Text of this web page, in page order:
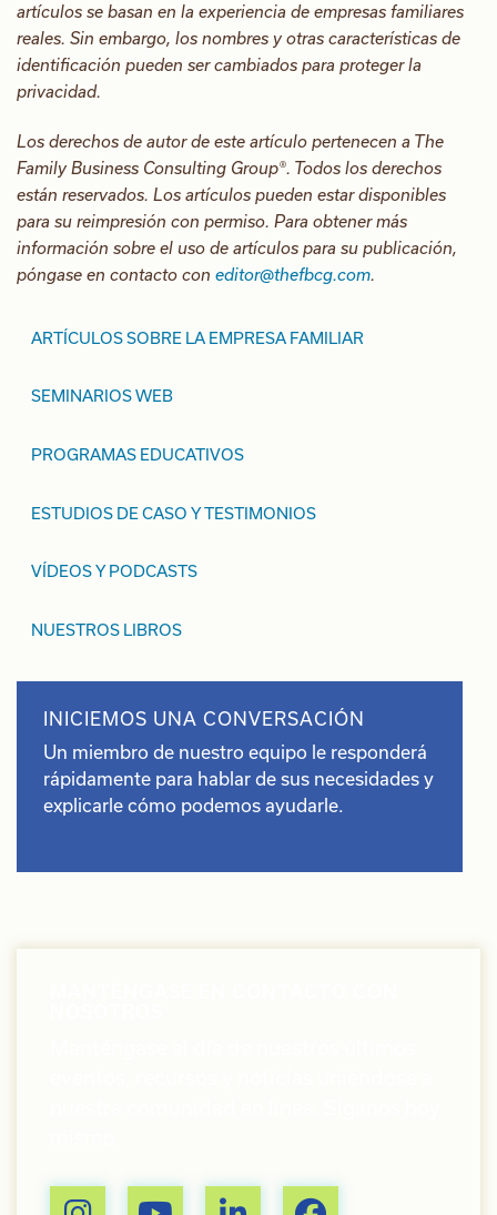
artículos se basan en la experiencia de empresas familiares
reales. Sin embargo, los nombres y otras características de
identificación pueden ser cambiados para proteger la
privacidad.
Los derechos de autor de este artículo pertenecen a The
Family Business Consulting Group®. Todos los derechos
están reservados. Los artículos pueden estar disponibles
para su reimpresión con permiso. Para obtener más
información sobre el uso de artículos para su publicación,
póngase en contacto con editor@thefbcg.com.
ARTÍCULOS SOBRE LA EMPRESA FAMILIAR
SEMINARIOS WEB
PROGRAMAS EDUCATIVOS
ESTUDIOS DE CASO Y TESTIMONIOS
VÍDEOS Y PODCASTS
NUESTROS LIBROS
INICIEMOS UNA CONVERSACIÓN
Un miembro de nuestro equipo le responderá
rápidamente para hablar de sus necesidades y
explicarle cómo podemos ayudarle.